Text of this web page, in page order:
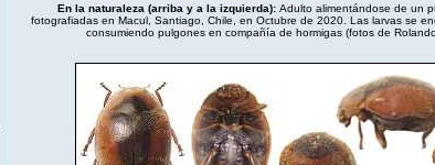
En la naturaleza (arriba y a la izquierda): Adulto alimentándose de un
fotografiadas en Macul, Santiago, Chile, en Octubre de 2020. Las larvas se
consumiendo pulgones en compañía de hormigas (fotos de